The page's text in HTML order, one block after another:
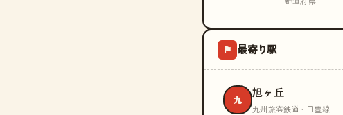
⚑ 最寄り駅
九
旭ヶ丘
九州旅客鉄道 · 日豊線